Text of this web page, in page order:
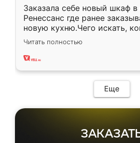
Заказала себе новый шкаф в
Ренессанс где ранее
новую кухню.Чего искать,
вполне довольна. Служит
два года, нареканий нет.
Читать полностью
Еще